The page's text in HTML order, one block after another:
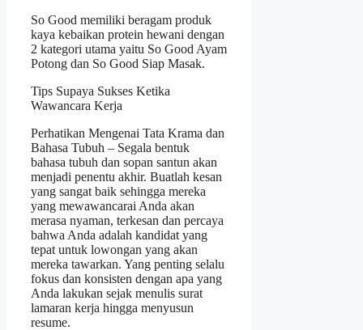
So Good memiliki beragam produk
kaya kebaikan protein hewani dengan
2 kategori utama yaitu So Good Ayam
Potong dan So Good Siap Masak.
Tips Supaya Sukses Ketika
Wawancara Kerja
Perhatikan Mengenai Tata Krama dan
Bahasa Tubuh – Segala bentuk
bahasa tubuh dan sopan santun akan
menjadi penentu akhir. Buatlah kesan
yang sangat baik sehingga mereka
yang mewawancarai Anda akan
merasa nyaman, terkesan dan percaya
bahwa Anda adalah kandidat yang
tepat untuk lowongan yang akan
mereka tawarkan. Yang penting selalu
fokus dan konsisten dengan apa yang
Anda lakukan sejak menulis surat
lamaran kerja hingga menyusun
resume.